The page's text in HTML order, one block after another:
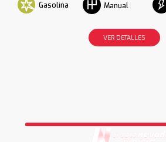
Gasolina Manual
VER DETALLES